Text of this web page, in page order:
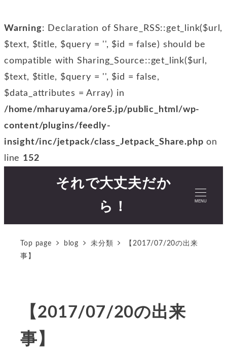
Warning: Declaration of Share_RSS::get_link($url,
$text, $title, $query = '', $id = false) should be
compatible with Sharing_Source::get_link($url,
$text, $title, $query = '', $id = false,
$data_attributes = Array) in
/home/mharuyama/ore5.jp/public_html/wp-
content/plugins/feedly-
insight/inc/jetpack/class_Jetpack_Share.php on
line 152
それで大丈夫だか
ら！
MENU
Top page blog 未分類
【2017/07/20の出来
事】
【2017/07/20の出来
事】